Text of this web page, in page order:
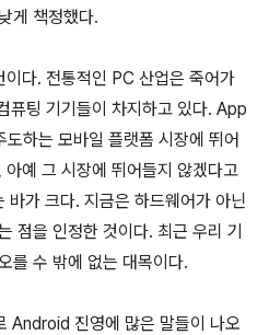
게 책정했다.
다. 전통적인 PC 산업은 죽어가
퓨팅 기기들이 차지하고 있다. App
하는 모바일 플랫폼 시장에 뛰어
예 그 시장에 뛰어들지 않겠다고
바가 크다. 지금은 하드웨어가 아닌
점을 인정한 것이다. 최근 우리 기
를 수 밖에 없는 대목이다.
진영에 많은 말들이 나오